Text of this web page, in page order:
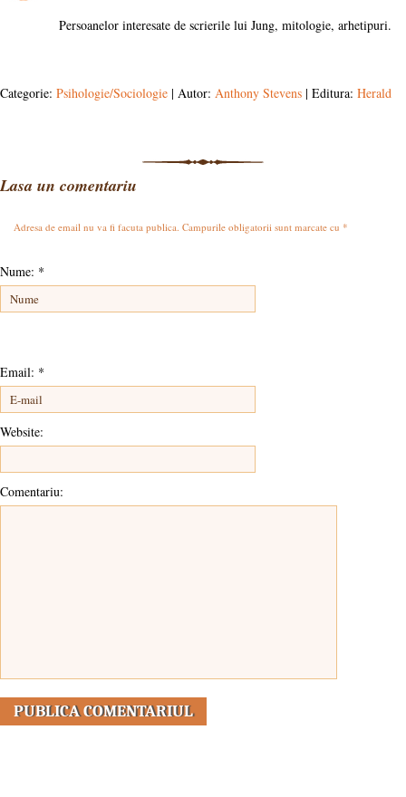
Persoanelor interesate de scrierile lui Jung, mitologie, arhetipuri.
Categorie: Psihologie/Sociologie | Autor: Anthony Stevens | Editura: Herald
Lasa un comentariu
Adresa de email nu va fi facuta publica. Campurile obligatorii sunt marcate cu *
Nume: *
Email: *
Website:
Comentariu: